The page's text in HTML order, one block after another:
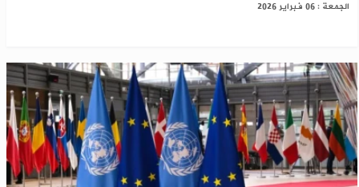
الجمعة : 06 فبراير 2026